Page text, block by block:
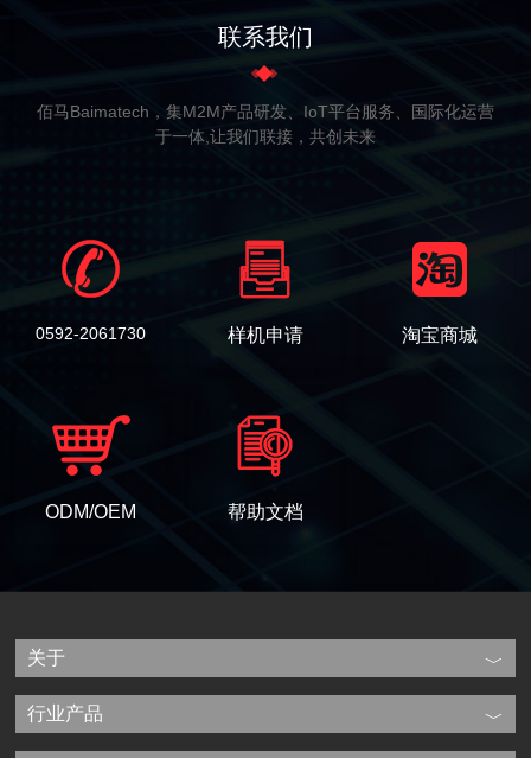
联系我们
佰马Baimatech，集M2M产品研发、IoT平台服务、国际化运营
于一体,让我们联接，共创未来
0592-2061730 样机申请 淘宝商城
ODM/OEM 帮助文档
关于
行业产品